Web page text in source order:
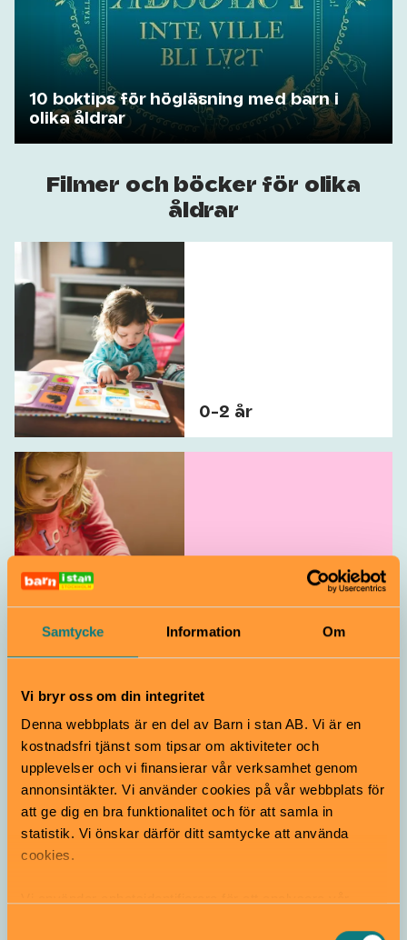
Samtycke Information Om
Vi bryr oss om din integritet
Denna webbplats är en del av Barn i stan AB. Vi är en
kostnadsfri tjänst som tipsar om aktiviteter och
upplevelser och vi finansierar vår verksamhet genom
annonsintäkter. Vi använder cookies på vår webbplats för
att ge dig en bra funktionalitet och för att samla in
statistik. Vi önskar därför ditt samtycke att använda
cookies.
10 boktips för högläsning med barn i
olika åldrar
Filmer och böcker för olika
åldrar
0-2 år
3-5 år
6-8 år